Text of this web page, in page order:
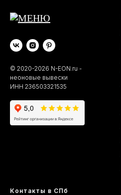
© 2020-2026 N-EON.ru -
неоновые вывески
ИНН 236503321535
Контакты в СПб